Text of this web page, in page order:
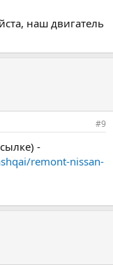
наш двигатель
#9
-
remont-nissan-